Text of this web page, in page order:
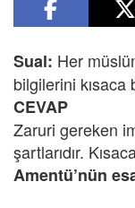
Sual: Her
bilgilerini
CEVAP
Zaruri gereken
şartlarıdır.
Amentü’nün